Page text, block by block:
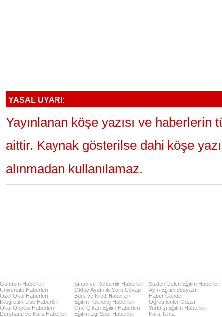
YASAL UYARI:
Yayınlanan köşe yazısı ve haberlerin
aittir. Kaynak gösterilse dahi köşe
alınmadan kullanılamaz.
Gündem Haberleri
Üniversite Haberleri
Özel Okul Haberleri
İlköğretim-Lise Haberleri
Okul Öncesi Haberleri
Dershane ve Kurs Haberleri
Sınav ve Rehberlik Haberleri
Oktay Aydın ile Soru Cevap
Burs ve Kredi Haberleri
Eğitim Teknoloji Haberleri
Öne Çıkan Eğitim Haberleri
Eğitim Ligi Spor Haberleri
Sizden Gelen Eğitim Haberleri
Ayın Eğitim dosyası
Haber Gönder
Öğretmenler Odası
Yurtdışı Eğitim Haberleri
Kara Tahta